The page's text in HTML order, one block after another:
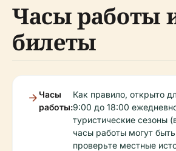
Часы работы
билеты
Часы
работы:
Как правило, открыто
9:00 до 18:00
туристические сезоны
часы работы могут
проверьте местные